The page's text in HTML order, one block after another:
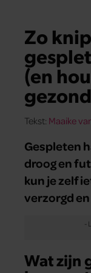
Zo
(en
Tekst: Maaike
Gespleten
droog en
kun je zelf
verzorgd
Wat zijn